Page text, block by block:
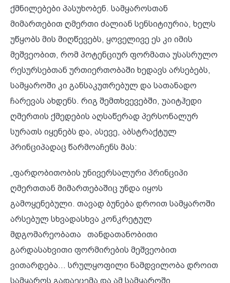
ქმნილებები პასუხობენ. სამყაროსთან
მიმართებით ღმერთი ძალიან სენსიტიურია, ხელს
უწყობს მის მიღწევებს, ყოველივე ეს კი იმის
მეშვეობით, რომ პოტენციურ ფორმათა უსასრულო
რესურსებთან ურთიერთობაში ხედავს არსებებს,
სამყაროში კი განსაკუთრებულ და სათანადო
ჩარევას ახდენს. რიგ შემთხვევებში, უაიტჰედი
ღმერთის ქმედების აღსაწერად პერსონალურ
სურათს იყენებს და, ასევე, აბსტრაქტულ
პრინციპადაც წარმოაჩენს მას:
„ფარდობითობის უნივერსალური პრინციპი
ღმერთთან მიმართებაშიც უნდა იყოს
გამოყენებული. თავად ბუნება დროით სამყაროში
არსებულ სხვადასხვა კონკრეტულ
მდგომარეობათა თანდათანობითი
გარდასახვითი ფორმირების მეშვეობით
ვითარდება... სრულყოფილი ნამდვილობა დროით
სამყაროს გადაეცემა და ამ სამყაროში